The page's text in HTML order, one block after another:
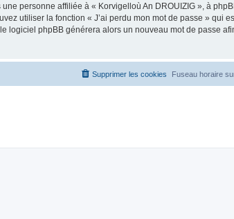
personne affiliée à « Korvigelloù An DROUIZIG », à
utiliser la fonction « J’ai perdu mon mot de passe » qui
logiciel phpBB générera alors un nouveau mot de passe
Fuseau horaire
Supprimer les cookies